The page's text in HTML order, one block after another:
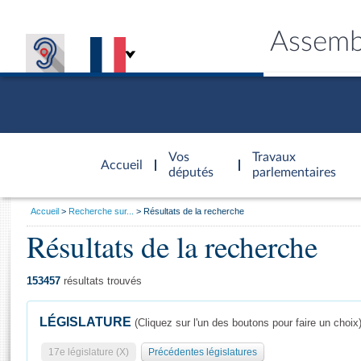
Accueil
d'accueil
Vos
députés
Travaux
parlementaires
Général
Vous
Accueil Recherche sur... Résultats de la recherche
Résultats de la recherche
153457 résultats trouvés
LÉGISLATURE (Cliquez sur l'un des boutons pour faire un choix)
17e législature (X) Précédentes législatures